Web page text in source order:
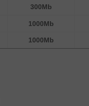
300Mb
1000Mb
1000Mb